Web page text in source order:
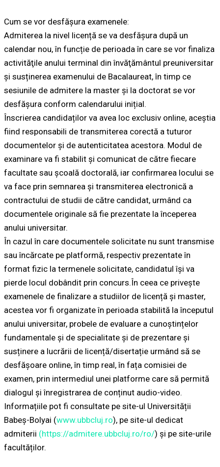
Cum se vor desfășura examenele:
Admiterea la nivel licență se va desfășura după un
calendar nou, în funcție de perioada în care se vor finaliza
activităţile anului terminal din învăţământul preuniversitar
și susținerea examenului de Bacalaureat, în timp ce
sesiunile de admitere la master și la doctorat se vor
desfășura conform calendarului inițial.
Înscrierea candidaților va avea loc exclusiv online, aceștia
fiind responsabili de transmiterea corectă a tuturor
documentelor și de autenticitatea acestora. Modul de
examinare va fi stabilit și comunicat de către fiecare
facultate sau școală doctorală, iar confirmarea locului se
va face prin semnarea și transmiterea electronică a
contractului de studii de către candidat, urmând ca
documentele originale să fie prezentate la începerea
anului universitar.
În cazul în care documentele solicitate nu sunt transmise
sau încărcate pe platformă, respectiv prezentate în
format fizic la termenele solicitate, candidatul își va
pierde locul dobândit prin concurs.În ceea ce privește
examenele de finalizare a studiilor de licență și master,
acestea vor fi organizate în perioada stabilită la începutul
anului universitar, probele de evaluare a cunoștințelor
fundamentale și de specialitate și de prezentare și
susținere a lucrării de licență/disertație urmând să se
desfășoare online, în timp real, în fața comisiei de
examen, prin intermediul unei platforme care să permită
dialogul și înregistrarea de conținut audio-video.
Informațiile pot fi consultate pe site-ul Universității
Babeș-Bolyai (www.ubbcluj.ro), pe site-ul dedicat
admiterii (https://admitere.ubbcluj.ro/ro/) și pe site-urile
facultăților.